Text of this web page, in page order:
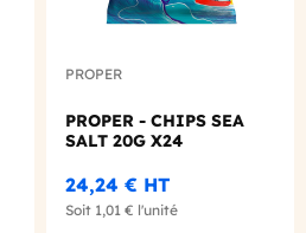
PROPER
PROPER - CHIPS SEA
SALT 20G X24
24,24 € HT
Soit 1,01 € l'unité